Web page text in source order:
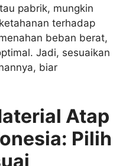
pabrik, mungkin
terhadap
beban berat,
Jadi, sesuaikan
biar
Atap
Pilih